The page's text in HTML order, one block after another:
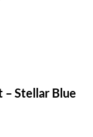
– Stellar Blue